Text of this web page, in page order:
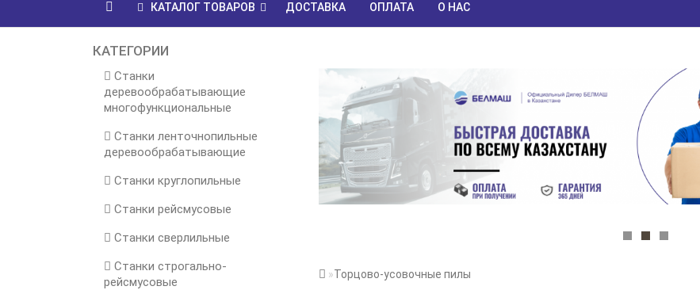
КАТАЛОГ ТОВАРОВ ДОСТАВКА ОПЛАТА О НАС
КАТЕГОРИИ
Станки
деревообрабатывающие
многофункциональные
Станки ленточнопильные
деревообрабатывающие
Станки круглопильные
Станки рейсмусовые
Станки сверлильные
Станки строгально-
рейсмусовые
Торцово-усовочные пилы